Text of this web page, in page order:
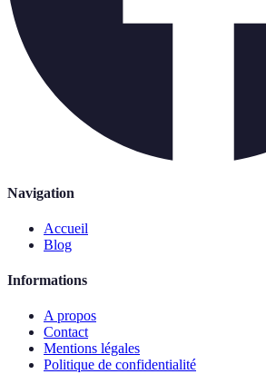
Navigation
Accueil
Blog
Informations
A propos
Contact
Mentions légales
Politique de confidentialité